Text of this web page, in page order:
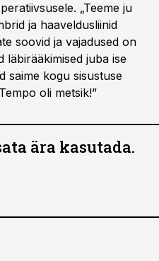
„Teeme ju
ja haaveldusliinid
soovid ja vajadused on
läbirääkimised juba ise
saime kogu sisustuse
oli metsik!”
ära kasutada.